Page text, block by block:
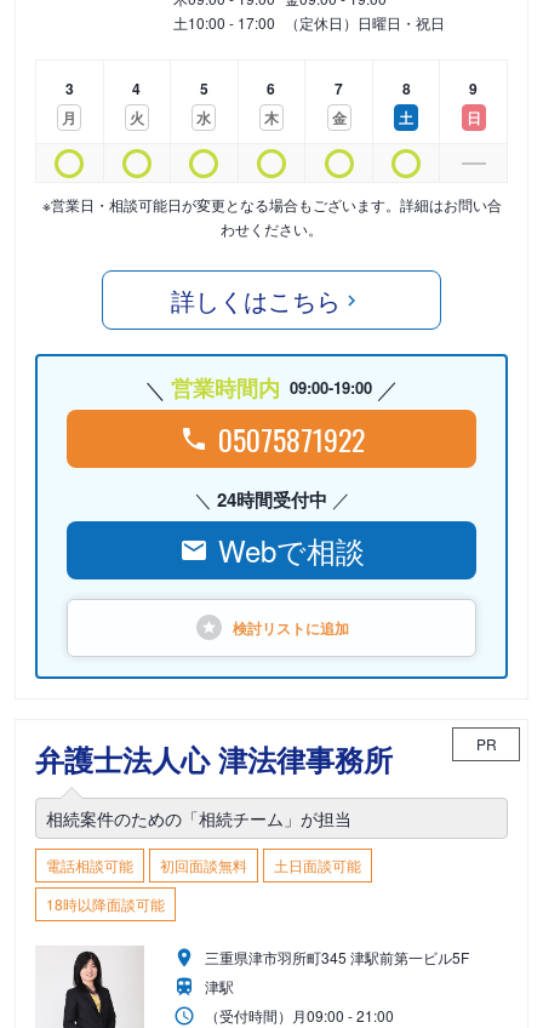
土10:00 - 17:00 （定休日）日曜日・祝日
3
月
4
火
5
水
6
木
7
金
8
土
9
日
※営業日・相談可能日が変更となる場合もございます。詳細はお問い合
わせください。
詳しくはこちら
営業時間内 09:00-19:00
05075871922
24時間受付中
Webで相談
検討リストに追加
弁護士法人心 津法律事務所 PR
相続案件のための「相続チーム」が担当
電話相談可能 初回面談無料
土日面談可能
18時以降面談可能
三重県津市羽所町345 津駅前第一ビル5F
津駅
（受付時間） 月09:00 - 21:00